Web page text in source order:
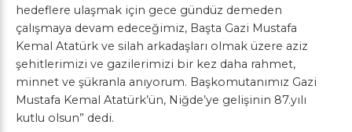
hedeflere ulaşmak için gece gündüz demeden
çalışmaya devam edeceğimiz, Başta Gazi Mustafa
Kemal Atatürk ve silah arkadaşları olmak üzere aziz
şehitlerimizi ve gazilerimizi bir kez daha rahmet,
minnet ve şükranla anıyorum. Başkomutanımız Gazi
Mustafa Kemal Atatürk’ün, Niğde’ye gelişinin 87.yılı
kutlu olsun” dedi.